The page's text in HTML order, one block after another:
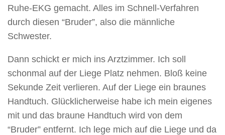
Ruhe-EKG gemacht. Alles im Schnell-Verfahren
durch diesen “Bruder”, also die männliche
Schwester.
Dann schickt er mich ins Arztzimmer. Ich soll
schonmal auf der Liege Platz nehmen. Bloß keine
Sekunde Zeit verlieren. Auf der Liege ein braunes
Handtuch. Glücklicherweise habe ich mein eigenes
mit und das braune Handtuch wird von dem
“Bruder” entfernt. Ich lege mich auf die Liege und da